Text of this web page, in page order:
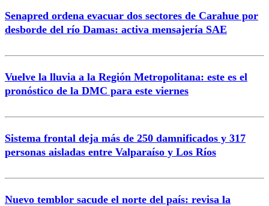
Senapred ordena evacuar dos sectores de Carahue por
desborde del río Damas: activa mensajería SAE
Vuelve la lluvia a la Región Metropolitana: este es el
pronóstico de la DMC para este viernes
Sistema frontal deja más de 250 damnificados y 317
personas aisladas entre Valparaíso y Los Ríos
Nuevo temblor sacude el norte del país: revisa la